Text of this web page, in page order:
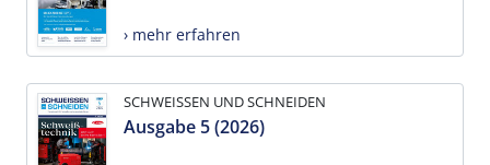
› mehr erfahren
SCHWEISSEN UND SCHNEIDEN
Ausgabe 5 (2026)